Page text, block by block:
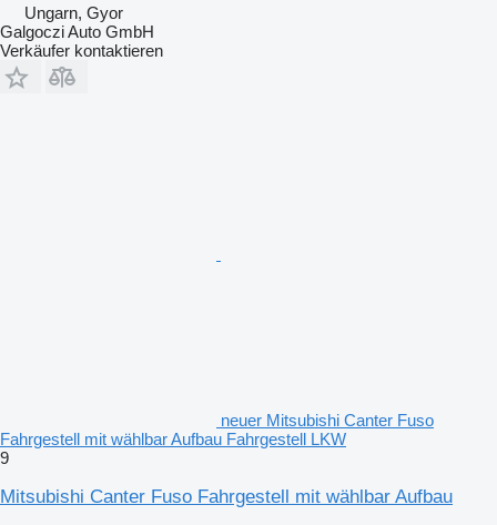
Ungarn, Gyor
Galgoczi Auto GmbH
Verkäufer kontaktieren
neuer Mitsubishi Canter Fuso
Fahrgestell mit wählbar Aufbau Fahrgestell LKW
9
Mitsubishi Canter Fuso Fahrgestell mit wählbar Aufbau